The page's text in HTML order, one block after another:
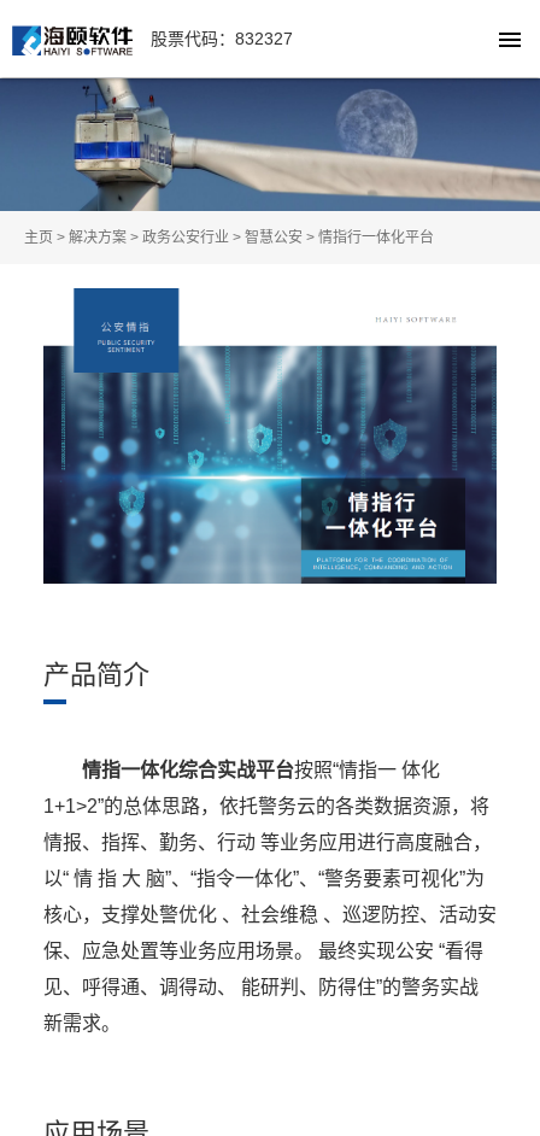
股票代码：832327
主页 > 解决方案 > 政务公安行业 > 智慧公安 > 情指行一体化平台
产品简介
情指一体化综合实战平台按照“情指一 体化
1+1>2”的总体思路，依托警务云的各类数据资源，将
情报、指挥、勤务、行动 等业务应用进行高度融合，
以“ 情 指 大 脑”、“指令一体化”、“警务要素可视化”为
核心，支撑处警优化 、社会维稳 、巡逻防控、活动安
保、应急处置等业务应用场景。 最终实现公安 “看得
见、呼得通、调得动、 能研判、防得住”的警务实战
新需求。